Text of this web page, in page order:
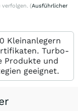
verfolgen. (Ausführlicher
Kleinanlegern
Turbo-
Produkte und
geeignet.